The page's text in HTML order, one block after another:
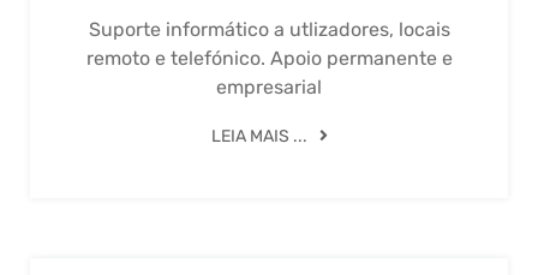
Suporte informático a utlizadores, locais
remoto e telefónico. Apoio permanente e
empresarial
LEIA MAIS ...